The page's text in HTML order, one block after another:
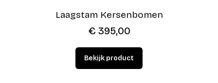
Laagstam Kersenbomen
€ 395,00